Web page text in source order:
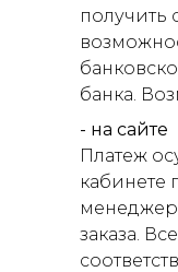
получить
банка.
- на сайте
Платеж
кабинете
заказа.